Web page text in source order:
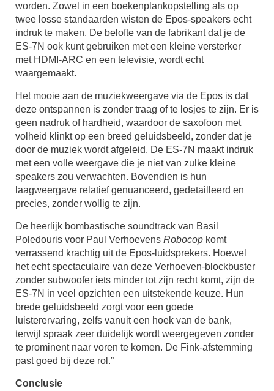
worden. Zowel in een boekenplankopstelling als op
twee losse standaarden wisten de Epos-speakers echt
indruk te maken. De belofte van de fabrikant dat je de
ES-7N ook kunt gebruiken met een kleine versterker
met HDMI-ARC en een televisie, wordt echt
waargemaakt.
Het mooie aan de muziekweergave via de Epos is dat
deze ontspannen is zonder traag of te losjes te zijn. Er is
geen nadruk of hardheid, waardoor de saxofoon met
volheid klinkt op een breed geluidsbeeld, zonder dat je
door de muziek wordt afgeleid. De ES-7N maakt indruk
met een volle weergave die je niet van zulke kleine
speakers zou verwachten. Bovendien is hun
laagweergave relatief genuanceerd, gedetailleerd en
precies, zonder wollig te zijn.
De heerlijk bombastische soundtrack van Basil
Poledouris voor Paul Verhoevens Robocop komt
verrassend krachtig uit de Epos-luidsprekers. Hoewel
het echt spectaculaire van deze Verhoeven-blockbuster
zonder subwoofer iets minder tot zijn recht komt, zijn de
ES-7N in veel opzichten een uitstekende keuze. Hun
brede geluidsbeeld zorgt voor een goede
luisterervaring, zelfs vanuit een hoek van de bank,
terwijl spraak zeer duidelijk wordt weergegeven zonder
te prominent naar voren te komen. De Fink-afstemming
past goed bij deze rol.”
Conclusie